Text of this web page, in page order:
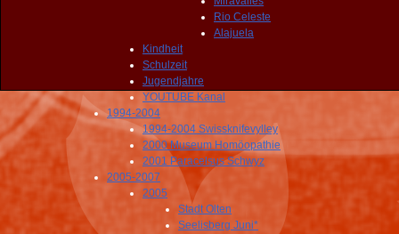
Rio Celeste
Alajuela
Kindheit
Schulzeit
Jugendjahre
YOUTUBE Kanal
1994-2004
1994-2004 Swissknifevylley
2000 Museum Homöopathie
2001 Paracelsus Schwyz
2005-2007
2005
Stadt Olten
Seelisberg Juni*